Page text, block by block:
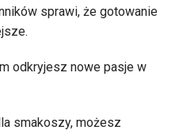
sprawi, że gotowanie
odkryjesz nowe pasje w
smakoszy, możesz